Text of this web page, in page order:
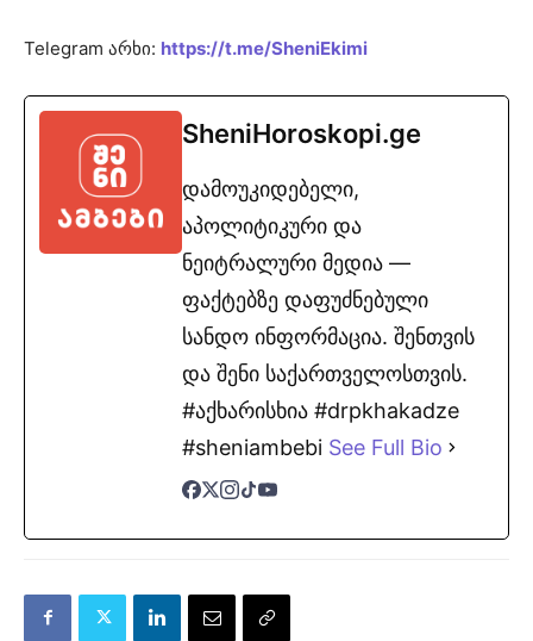
Telegram არხი: https://t.me/SheniEkimi
SheniHoroskopi.ge
დამოუკიდებელი,
აპოლიტიკური და
ნეიტრალური მედია —
ფაქტებზე დაფუძნებული
სანდო ინფორმაცია. შენთვის
და შენი საქართველოსთვის.
#აქხარისხია #drpkhakadze
#sheniambebi See Full Bio